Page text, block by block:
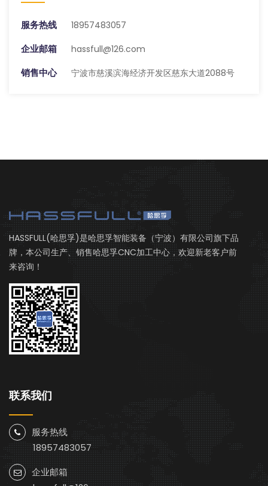
服务热线 18957483057
企业邮箱 hassfull@126.com
销售中心 宁波市慈溪滨海经济开发区慈东大道2088号
HASSFULL(哈思孚)是哈思孚智能装备（宁波）有限公司旗下品
牌，本公司生产、销售哈思孚CNC加工中心，欢迎新老客户前
来咨询！
联系我们
服务热线
18957483057
企业邮箱